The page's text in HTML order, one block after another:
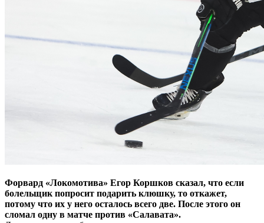
Форвард «Локомотива» Егор Коршков сказал, что если
болельщик попросит подарить клюшку, то откажет,
потому что их у него осталось всего две. После этого он
сломал одну в матче против «Салавата».